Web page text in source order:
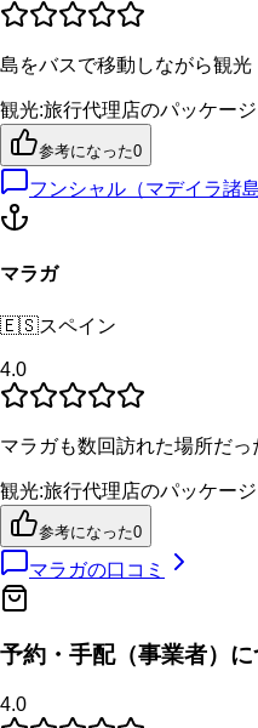
島をバスで移動しながら観光
観光:旅行代理店のパッケージ
参考になった0
フンシャル（マデイラ諸島
マラガ
🇪🇸スペイン
4.0
マラガも数回訪れた場所だっ
観光:旅行代理店のパッケージ
参考になった0
マラガの口コミ
予約・手配（事業者）に
4.0